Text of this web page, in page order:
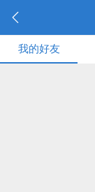
我的好友